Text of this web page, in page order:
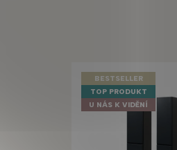
BESTSELLER
TOP PRODUKT
U NÁS K VIDĚNÍ